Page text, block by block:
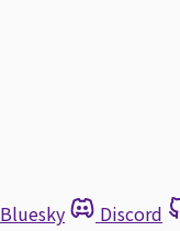
Bluesky Discord